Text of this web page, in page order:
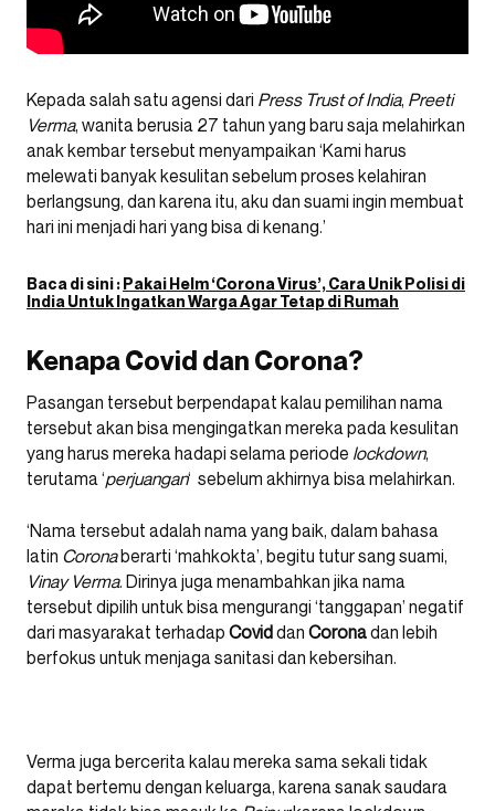
Kepada salah satu agensi dari Press Trust of India, Preeti
Verma, wanita berusia 27 tahun yang baru saja melahirkan
anak kembar tersebut menyampaikan ‘Kami harus
melewati banyak kesulitan sebelum proses kelahiran
berlangsung, dan karena itu, aku dan suami ingin membuat
hari ini menjadi hari yang bisa di kenang.’
Baca di sini :Pakai Helm ‘Corona Virus’, Cara Unik Polisi di
India Untuk Ingatkan Warga Agar Tetap di Rumah
Kenapa Covid dan Corona?
Pasangan tersebut berpendapat kalau pemilihan nama
tersebut akan bisa mengingatkan mereka pada kesulitan
yang harus mereka hadapi selama periode lockdown,
terutama ‘perjuangan‘ sebelum akhirnya bisa melahirkan.
‘Nama tersebut adalah nama yang baik, dalam bahasa
latin Coronaberarti ‘mahkokta’, begitu tutur sang suami,
Vinay Verma. Dirinya juga menambahkan jika nama
tersebut dipilih untuk bisa mengurangi ‘tanggapan’ negatif
dari masyarakat terhadap Coviddan Coronadan lebih
berfokus untuk menjaga sanitasi dan kebersihan.
Verma juga bercerita kalau mereka sama sekali tidak
dapat bertemu dengan keluarga, karena sanak saudara